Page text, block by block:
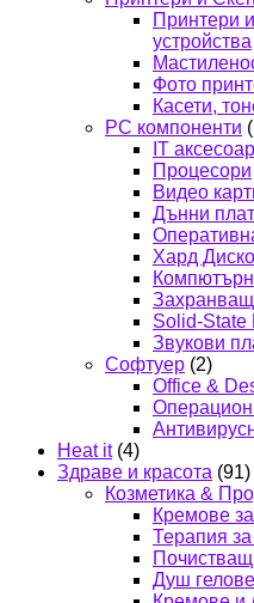
Принтери
устройства
Фото
Касети,
PC компоненти
IT
Процесори
Видео
Дънни
Хард
Solid-State
Звукови
Софтуер (2)
Office &
Heat it (4)
Здраве и красота (91)
Козметика &
Кремове
Терапия
Душ гелове